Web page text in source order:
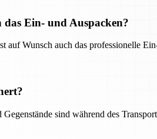
Ein- und Auspacken?
auf Wunsch auch das professionelle
sind während des